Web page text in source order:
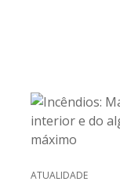
ATUALIDADE